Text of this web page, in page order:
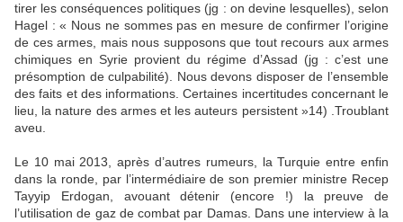
tirer les conséquences politiques (jg : on devine lesquelles), selon
Hagel : « Nous ne sommes pas en mesure de confirmer l’origine
de ces armes, mais nous supposons que tout recours aux armes
chimiques en Syrie provient du régime d’Assad (jg : c’est une
présomption de culpabilité). Nous devons disposer de l’ensemble
des faits et des informations. Certaines incertitudes concernant le
lieu, la nature des armes et les auteurs persistent »14) .Troublant
aveu.
Le 10 mai 2013, après d’autres rumeurs, la Turquie entre enfin
dans la ronde, par l’intermédiaire de son premier ministre Recep
Tayyip Erdogan, avouant détenir (encore !) la preuve de
l’utilisation de gaz de combat par Damas. Dans une interview à la